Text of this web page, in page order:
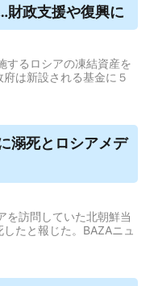
財政支援や復興に
するロシアの凍結資産を
は新設される基金に５
溺死と ロシアメデ
を訪問していた北朝鮮当
たと報じた。BAZAニュ